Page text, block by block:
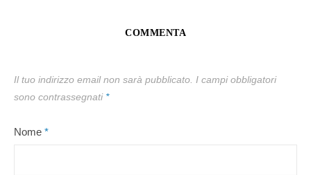
COMMENTA
Il tuo indirizzo email non sarà pubblicato. I campi obbligatori
sono contrassegnati *
Nome *